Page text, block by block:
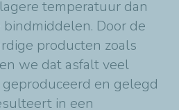
temperatuur dan
Door de
producten zoals
we dat asfalt veel
en gelegd
in een